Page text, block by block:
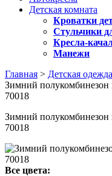
Детская комната
Кроватки
Стульчики
Кресла-
Манежи
Главная > Детская одежда
Зимний
70018
Зимний
70018
Все цвета: